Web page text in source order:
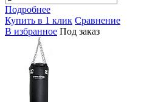
Подробнее
Купить в 1 клик Сравнение
В избранное Под заказ